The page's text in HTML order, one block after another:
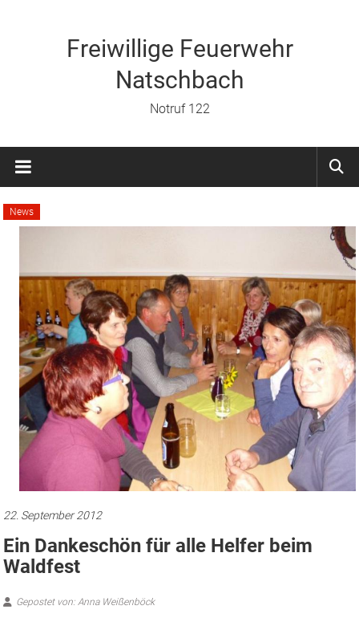
Freiwillige Feuerwehr
Natschbach
Notruf 122
News
22. September 2012
Ein Dankeschön für alle Helfer beim
Waldfest
Gepostet von: Anna Weißenböck